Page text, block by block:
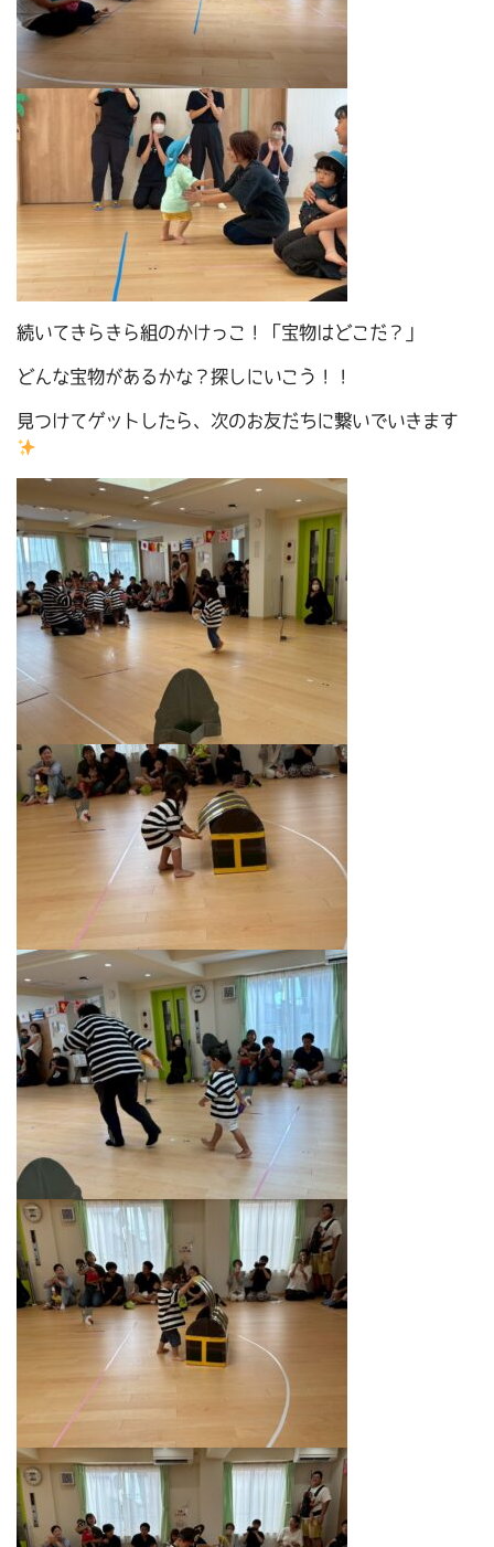
続いてきらきら組のかけっこ！「宝物はどこだ？」
どんな宝物があるかな？探しにいこう！！
見つけてゲットしたら、次のお友だちに繋いでいきます